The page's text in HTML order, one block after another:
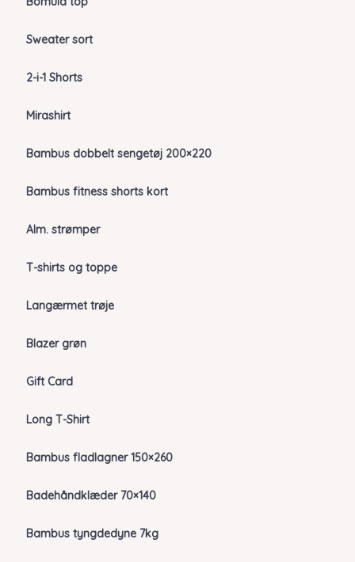
Sweater sort
2-i-1 Shorts
Mirashirt
Bambus dobbelt sengetøj 200×220
Bambus fitness shorts kort
Alm. strømper
T-shirts og toppe
Langærmet trøje
Blazer grøn
Gift Card
Long T-Shirt
Bambus fladlagner 150×260
Badehåndklæder 70×140
Bambus tyngdedyne 7kg